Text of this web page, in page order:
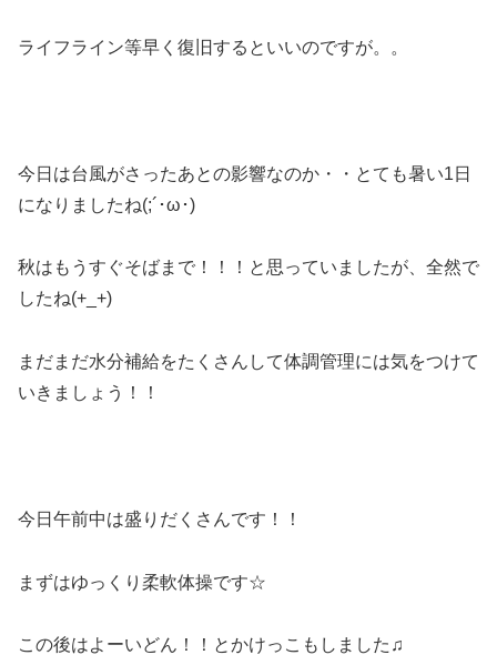
ライフライン等早く復旧するといいのですが。。
今日は台風がさったあとの影響なのか・・とても暑い1日
になりましたね(;´･ω･)
秋はもうすぐそばまで！！！と思っていましたが、全然で
したね(+_+)
まだまだ水分補給をたくさんして体調管理には気をつけて
いきましょう！！
今日午前中は盛りだくさんです！！
まずはゆっくり柔軟体操です☆
この後はよーいどん！！とかけっこもしました♫